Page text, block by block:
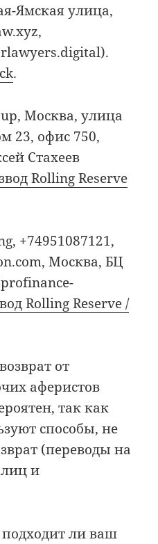
Ямская улица,
.
Москва, улица
23, офис 750,
Стахеев
Rolling Reserve
+74951087121,
Москва, БЦ
Rolling Reserve /
от
аферистов
так как
способы, не
(переводы на
и
ли ваш